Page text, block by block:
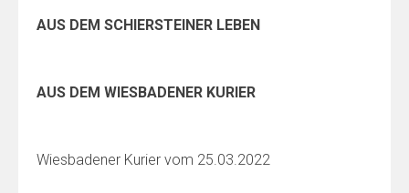
AUS DEM SCHIERSTEINER LEBEN
AUS DEM WIESBADENER KURIER
Wiesbadener Kurier vom 25.03.2022